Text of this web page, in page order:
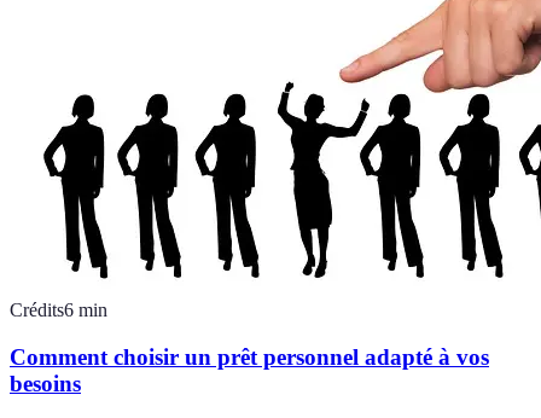
Crédits6 min
Comment choisir un prêt personnel adapté à vos
besoins